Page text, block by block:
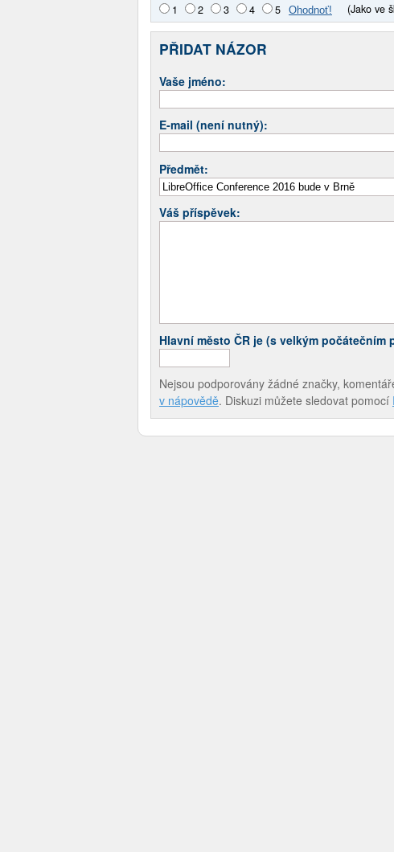
1 2 3 4 5 (Jako ve
PŘIDAT NÁZOR
Vaše jméno:
E-mail (není nutný):
Předmět:
Váš příspěvek:
Hlavní město ČR je (s velkým počátečním
Nejsou podporovány žádné značky,
v nápovědě. Diskuzi můžete sledovat pomocí